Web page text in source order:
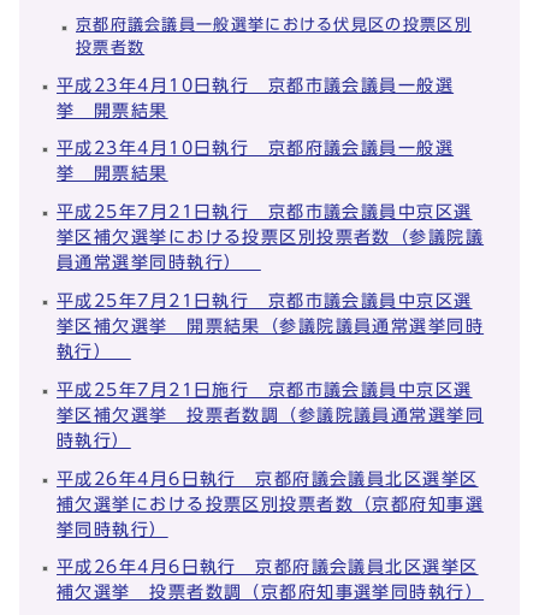
京都府議会議員一般選挙における伏見区の投票区別
投票者数
平成23年4月10日執行 京都市議会議員一般選
挙 開票結果
平成23年4月10日執行 京都府議会議員一般選
挙 開票結果
平成25年7月21日執行 京都市議会議員中京区選
挙区補欠選挙における投票区別投票者数（参議院議
員通常選挙同時執行）
平成25年7月21日執行 京都市議会議員中京区選
挙区補欠選挙 開票結果（参議院議員通常選挙同時
執行）
平成25年7月21日施行 京都市議会議員中京区選
挙区補欠選挙 投票者数調（参議院議員通常選挙同
時執行）
平成26年4月6日執行 京都府議会議員北区選挙区
補欠選挙における投票区別投票者数（京都府知事選
挙同時執行）
平成26年4月6日執行 京都府議会議員北区選挙区
補欠選挙 投票者数調（京都府知事選挙同時執行）